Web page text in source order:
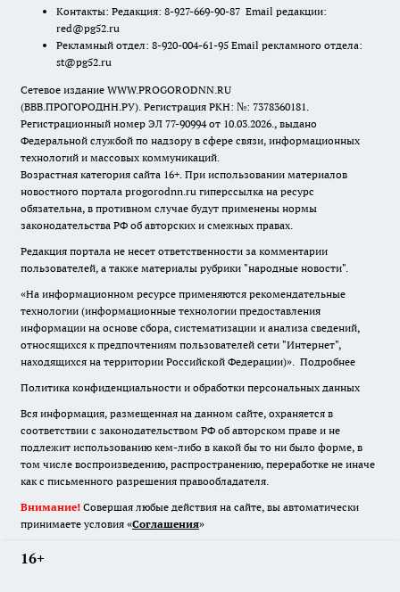
Контакты: Редакция: 8-927-669-90-87 Email редакции:
red@pg52.ru
Рекламный отдел: 8-920-004-61-95 Email рекламного отдела:
st@pg52.ru
Сетевое издание WWW.PROGORODNN.RU
(ВВВ.ПРОГОРОДНН.РУ). Регистрация РКН: №: 7378360181.
Регистрационный номер ЭЛ 77-90994 от 10.03.2026., выдано
Федеральной службой по надзору в сфере связи, информационных
технологий и массовых коммуникаций.
Возрастная категория сайта 16+. При использовании материалов
новостного портала progorodnn.ru гиперссылка на ресурс
обязательна, в противном случае будут применены нормы
законодательства РФ об авторских и смежных правах.
Редакция портала не несет ответственности за комментарии
пользователей, а также материалы рубрики "народные новости".
«На информационном ресурсе применяются рекомендательные
технологии (информационные технологии предоставления
информации на основе сбора, систематизации и анализа сведений,
относящихся к предпочтениям пользователей сети "Интернет",
находящихся на территории Российской Федерации)». Подробнее
Политика конфиденциальности и обработки персональных данных
Вся информация, размещенная на данном сайте, охраняется в
соответствии с законодательством РФ об авторском праве и не
подлежит использованию кем-либо в какой бы то ни было форме, в
том числе воспроизведению, распространению, переработке не иначе
как с письменного разрешения правообладателя.
Внимание! Совершая любые действия на сайте, вы автоматически
принимаете условия «Cоглашения»
16+